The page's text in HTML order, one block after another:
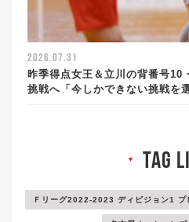
2026.07.31
昨季得点女王＆立川の背番号10
挑戦へ「今しかできない挑戦
▼ tag
Ｆリーグ2022-2023 ディビジョン1 プ